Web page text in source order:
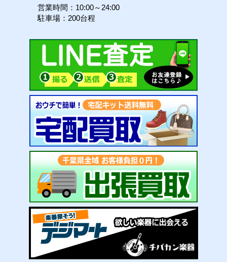
営業時間：10:00～24:00
駐車場：200台程